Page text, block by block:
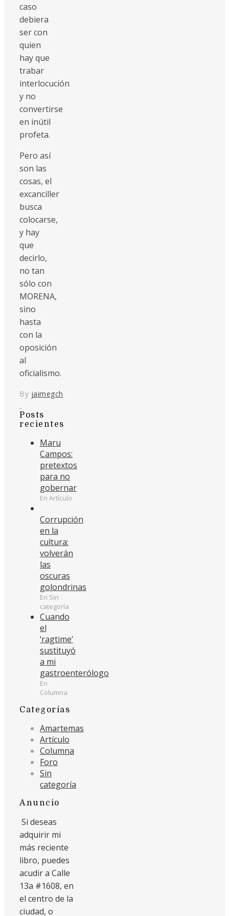
caso
debiera
ser con
quien
hay que
trabar
interlocución
y no
convertirse
en inútil
profeta.
Pero así
son las
cosas, el
excanciller
busca
colocarse,
y hay
que
decirlo,
no tan
sólo con
MORENA,
sino
hasta
con la
oposición
al
oficialismo.
By jaimegch
Posts
recientes
Maru
Campos:
pretextos
para no
gobernar
En Artículo
Corrupción
en la
cultura:
volverán
las
oscuras
golondrinas
En Sin
categoría
Cuando
el
‘ragtime’
sustituyó
a mi
gastroenterólogo
En
Columna
Categorías
Amartemas
Artículo
Columna
Foro
Sin
categoría
Anuncio
Si deseas
adquirir mi
más reciente
libro, puedes
acudir a Calle
13a #1608, en
el centro de la
ciudad, o